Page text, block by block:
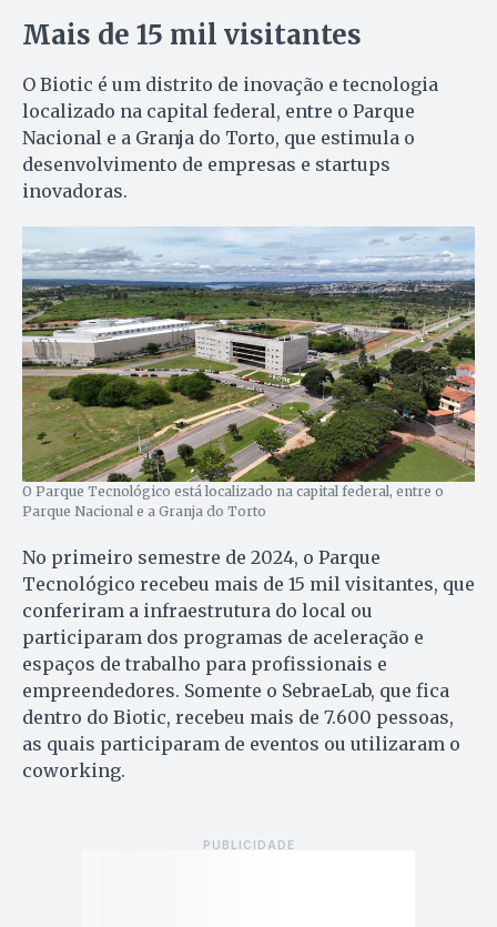
Mais de 15 mil visitantes
O Biotic é um distrito de inovação e tecnologia
localizado na capital federal, entre o Parque
Nacional e a Granja do Torto, que estimula o
desenvolvimento de empresas e startups
inovadoras.
O Parque Tecnológico está localizado na capital federal, entre o
Parque Nacional e a Granja do Torto
No primeiro semestre de 2024, o Parque
Tecnológico recebeu mais de 15 mil visitantes, que
conferiram a infraestrutura do local ou
participaram dos programas de aceleração e
espaços de trabalho para profissionais e
empreendedores. Somente o SebraeLab, que fica
dentro do Biotic, recebeu mais de 7.600 pessoas,
as quais participaram de eventos ou utilizaram o
coworking.